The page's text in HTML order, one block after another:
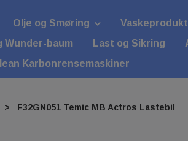
Olje og Smøring
Wunder-baum Last og Sikring
Karbonrensemaskiner
F32GN051 Temic MB Actros Lastebil